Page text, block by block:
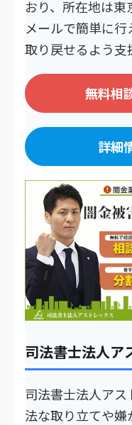
おり、所在地は
メールで簡単に
取り戻せるよう支
無料相
詳細
司法書士法人ア
司法書士法人ア
法な取り立てや